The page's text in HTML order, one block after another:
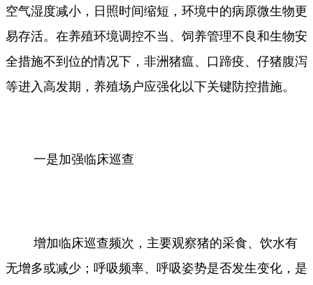
空气湿度减小，日照时间缩短，环境中的病原微生物更
易存活。在养殖环境调控不当、饲养管理不良和生物安
全措施不到位的情况下，非洲猪瘟、口蹄疫、仔猪腹泻
等进入高发期，养殖场户应强化以下关键防控措施。
一是加强临床巡查
增加临床巡查频次，主要观察猪的采食、饮水有
无增多或减少；呼吸频率、呼吸姿势是否发生变化，是